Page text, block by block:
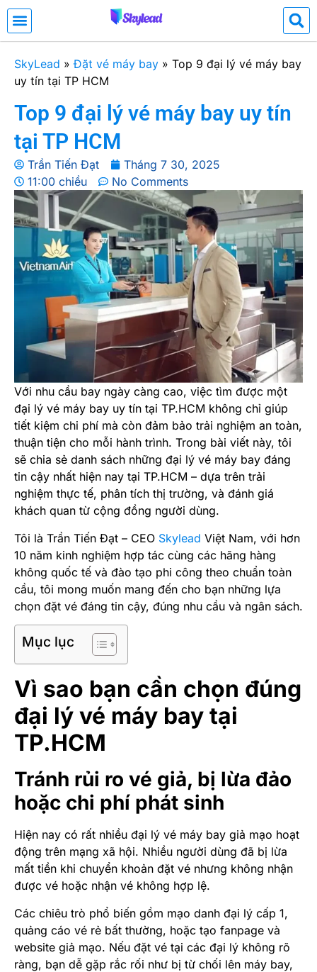
SkyLead »Đặt vé máy bay » Top 9 đại lý vé máy bay
uy tín tại TP HCM
Top 9 đại lý vé máy bay uy tín
tại TP HCM
Trần Tiến Đạt
Tháng 7 30, 2025
11:00 chiều
No Comments
Với nhu cầu bay ngày càng cao, việc tìm được một
đại lý vé máy bay uy tín tại TP.HCM không chỉ giúp
tiết kiệm chi phí mà còn đảm bảo trải nghiệm an toàn,
thuận tiện cho mỗi hành trình. Trong bài viết này, tôi
sẽ chia sẻ danh sách những đại lý vé máy bay đáng
tin cậy nhất hiện nay tại TP.HCM – dựa trên trải
nghiệm thực tế, phân tích thị trường, và đánh giá
khách quan từ cộng đồng người dùng.
Tôi là Trần Tiến Đạt – CEO Skylead Việt Nam, với hơn
10 năm kinh nghiệm hợp tác cùng các hãng hàng
không quốc tế và đào tạo phi công theo chuẩn toàn
cầu, tôi mong muốn mang đến cho bạn những lựa
chọn đặt vé đáng tin cậy, đúng nhu cầu và ngân sách.
Mục lục
Vì sao bạn cần chọn đúng
đại lý vé máy bay tại
TP.HCM
Tránh rủi ro vé giả, bị lừa đảo
hoặc chi phí phát sinh
Hiện nay có rất nhiều đại lý vé máy bay giả mạo hoạt
động trên mạng xã hội. Nhiều người dùng đã bị lừa
mất tiền khi chuyển khoản đặt vé nhưng không nhận
được vé hoặc nhận vé không hợp lệ.
Các chiêu trò phổ biến gồm mạo danh đại lý cấp 1,
quảng cáo vé rẻ bất thường, hoặc tạo fanpage và
website giả mạo. Nếu đặt vé tại các đại lý không rõ
ràng, bạn dễ gặp rắc rối như bị từ chối lên máy bay,